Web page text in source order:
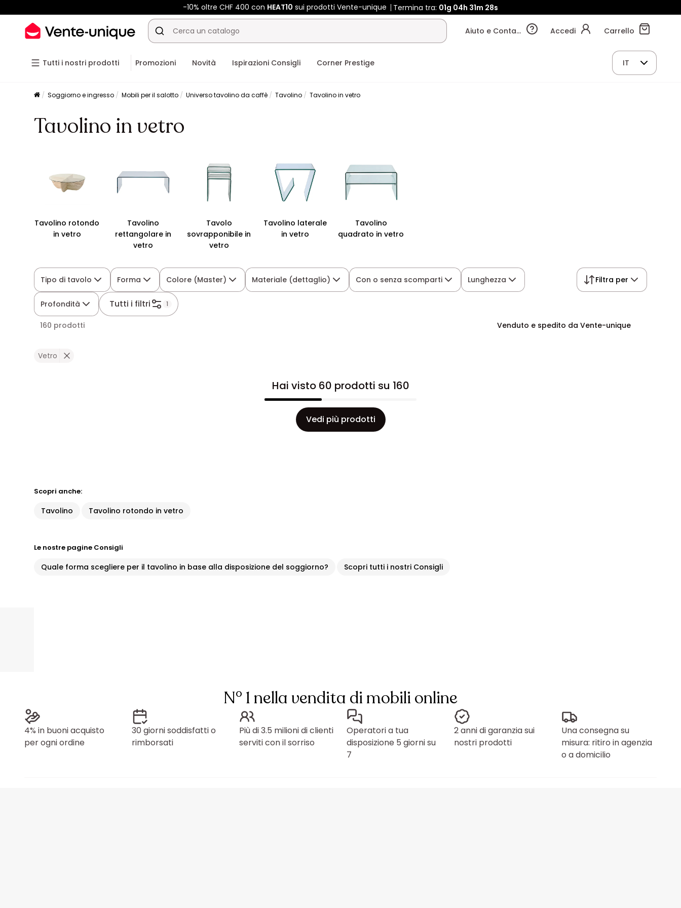
-10% oltre CHF 400 con HEAT10 sui prodotti Vente-unique Termina tra: 01g 04h 31m 27s
Aiuto e Contatti Accedi Carrello
Tutti i nostri prodotti Promozioni Novità Ispirazioni Consigli Corner Prestige IT
Soggiorno e ingresso Mobili per il salotto Universo tavolino da caffè Tavolino Tavolino in vetro
Tavolino in vetro
Tavolino rotondo
in vetro
Tavolino
rettangolare in
vetro
Tavolo
sovrapponibile in
vetro
Tavolino laterale
in vetro
Tavolino
quadrato in vetro
Tipo di tavolo Forma Colore (Master) Materiale (dettaglio) Con o senza scomparti Lunghezza
Profondità Tutti i filtri 1
Filtra per
160 prodotti Venduto e spedito da Vente-unique
Vetro
Hai visto 60 prodotti su 160
Vedi più prodotti
Scopri anche:
Tavolino Tavolino rotondo in vetro
Le nostre pagine Consigli
Quale forma scegliere per il tavolino in base alla disposizione del soggiorno? Scopri tutti i nostri Consigli
N° 1 nella vendita di mobili online
4% in buoni acquisto
per ogni ordine
30 giorni soddisfatti o
rimborsati
Più di 3.5 milioni di clienti
serviti con il sorriso
Operatori a tua
disposizione 5 giorni su
7
2 anni di garanzia sui
nostri prodotti
Una consegna su
misura: ritiro in agenzia
o a domicilio